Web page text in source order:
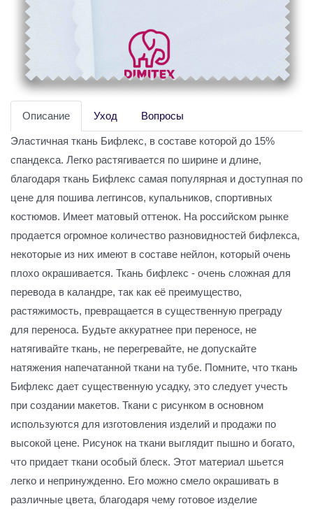
Описание Уход Вопросы
Эластичная ткань Бифлекс, в составе которой до 15%
спандекса. Легко растягивается по ширине и длине,
благодаря ткань Бифлекс самая популярная и доступная по
цене для пошива леггинсов, купальников, спортивных
костюмов. Имеет матовый оттенок. На российском рынке
продается огромное количество разновидностей бифлекса,
некоторые из них имеют в составе нейлон, который очень
плохо окрашивается. Ткань бифлекс - очень сложная для
перевода в каландре, так как её преимущество,
растяжимость, превращается в существенную преграду
для переноса. Будьте аккуратнее при переносе, не
натягивайте ткань, не перегревайте, не допускайте
натяжения напечатанной ткани на тубе. Помните, что ткань
Бифлекс дает существенную усадку, это следует учесть
при создании макетов. Ткани с рисунком в основном
используются для изготовления изделий и продажи по
высокой цене. Рисунок на ткани выглядит пышно и богато,
что придает ткани особый блеск. Этот материал шьется
легко и непринужденно. Его можно смело окрашивать в
различные цвета, благодаря чему готовое изделие